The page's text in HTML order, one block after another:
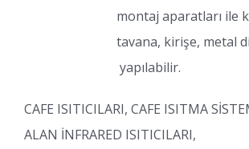
montaj aparatları ile
tavana, kirişe, metal
yapılabilir.
CAFE ISITICILARI, CAFE ISITMA
ALAN İNFRARED ISITICILARI,